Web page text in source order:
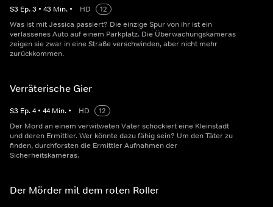
S3 Ep.3 • 43 Min. • HD
12
Was ist mit Jessica passiert? Die einzige Spur von ihr ist ein
verlassenes Auto auf einem Parkplatz. Die Überwachungskameras
zeigen sie zwar in eine Straße verschwinden, aber nicht mehr
zurückkommen.
Verräterische Gier
S3 Ep.4 • 44 Min. • HD
12
Der Mord an einem verwitweten Vater schockiert eine Kleinstadt
und deren Ermittler. Wer könnte dazu fähig sein? Um den Täter zu
finden, durchforsten die Ermittler Aufnahmen der
Sicherheitskameras.
Der Mörder mit dem roten Roller